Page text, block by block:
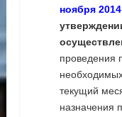
ноября
проведения
текущий
назначения